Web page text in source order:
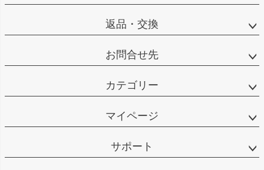
返品・交換
お問合せ先
カテゴリー
マイページ
サポート